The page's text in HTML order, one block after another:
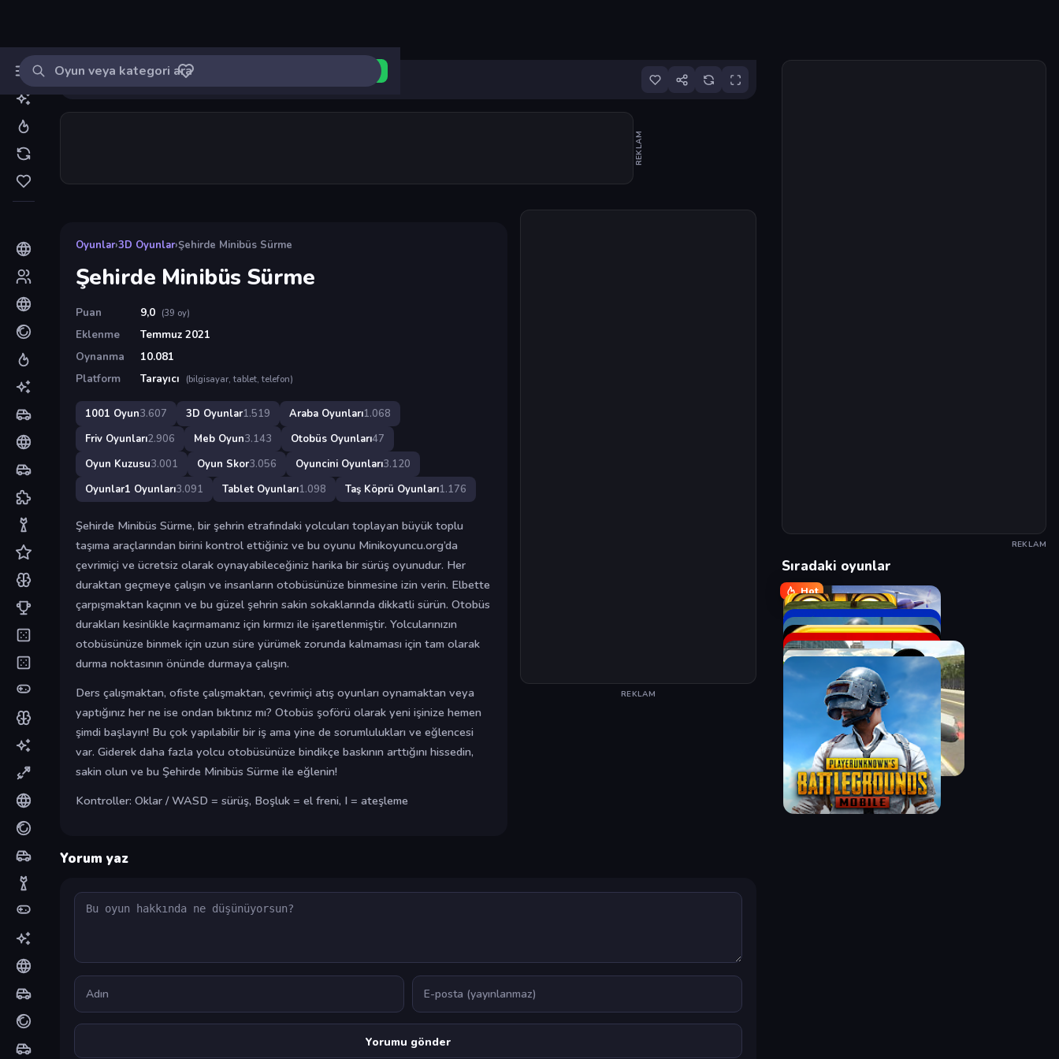
MinikOyuncu
Oyun ara
Oyunu başlat
Şehirde Minibüs Sürme
REKLAM
REKLAM
Sıradaki oyunlar
Hot
Oyunlar›3D Oyunlar›Şehirde Minibüs Sürme
Şehirde Minibüs Sürme
Puan 9,0 (39 oy)
Eklenme
Temmuz 2021
Oynanma
10.081
Platform
Tarayıcı (bilgisayar, tablet, telefon)
1001 Oyun3.607 3D Oyunlar1.519 Araba Oyunları1.068
Friv Oyunları2.906 Meb Oyun3.143 Otobüs Oyunları47
Oyun Kuzusu3.001 Oyun Skor3.056 Oyuncini Oyunları3.120
Oyunlar1 Oyunları3.091 Tablet Oyunları1.098 Taş Köprü Oyunları1.176
Şehirde Minibüs Sürme, bir şehrin etrafındaki yolcuları toplayan büyük toplu
taşıma araçlarından birini kontrol ettiğiniz ve bu oyunu Minikoyuncu.org’da
çevrimiçi ve ücretsiz olarak oynayabileceğiniz harika bir sürüş oyunudur. Her
duraktan geçmeye çalışın ve insanların otobüsünüze binmesine izin verin. Elbette
çarpışmaktan kaçının ve bu güzel şehrin sakin sokaklarında dikkatli sürün. Otobüs
durakları kesinlikle kaçırmamanız için kırmızı ile işaretlenmiştir. Yolcularınızın
otobüsünüze binmek için uzun süre yürümek zorunda kalmaması için tam olarak
durma noktasının önünde durmaya çalışın.
Ders çalışmaktan, ofiste çalışmaktan, çevrimiçi atış oyunları oynamaktan veya
yaptığınız her ne ise ondan bıktınız mı? Otobüs şoförü olarak yeni işinize hemen
şimdi başlayın! Bu çok yapılabilir bir iş ama yine de sorumlulukları ve eğlencesi
var. Giderek daha fazla yolcu otobüsünüze bindikçe baskının arttığını hissedin,
sakin olun ve bu Şehirde Minibüs Sürme ile eğlenin!
Kontroller: Oklar / WASD = sürüş, Boşluk = el freni, I = ateşleme
REKLAM
Yorum yaz
Yorum
Ad E-posta